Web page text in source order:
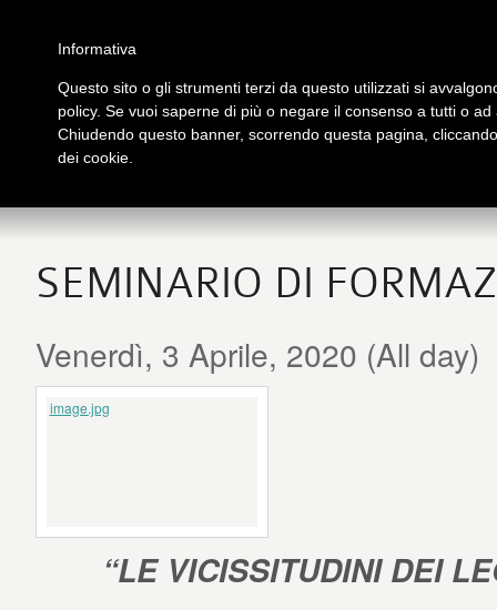
Home
Galleria immagini
PRESENTAZIONE
tutto su Logos
SEMINARIO DI
Venerdì, 3 Aprile, 2020 (All day)
image.jpg
“LE VICISSITUDINI DEI
Informativa
Questo sito o gli strumenti terzi da questo utilizzati si
policy. Se vuoi saperne di più o negare il consenso a tutti o
Chiudendo questo banner, scorrendo questa pagina,
dei cookie.